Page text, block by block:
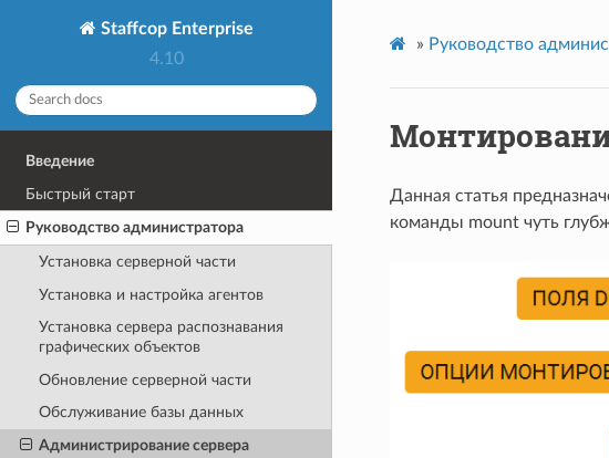
Staffcop Enterprise
4.10
Введение
Быстрый старт
Руководство администратора
Установка серверной части
Установка и настройка агентов
Установка сервера распознавания
графических объектов
Обновление серверной части
Обслуживание базы данных
Администрирование сервера
» Руководство
Данная статья
команды mount чуть